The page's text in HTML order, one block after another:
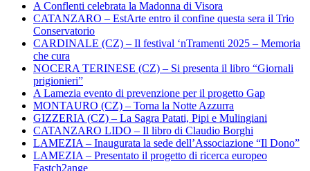
A Conflenti celebrata la Madonna di Visora
CATANZARO – EstArte entro il confine questa sera il Trio
Conservatorio
CARDINALE (CZ) – Il festival ‘nTramenti 2025 – Memoria
che cura
NOCERA TERINESE (CZ) – Si presenta il libro “Giornali
prigionieri”
A Lamezia evento di prevenzione per il progetto Gap
MONTAURO (CZ) – Torna la Notte Azzurra
GIZZERIA (CZ) – La Sagra Patati, Pipi e Mulingiani
CATANZARO LIDO – Il libro di Claudio Borghi
LAMEZIA – Inaugurata la sede dell’Associazione “Il Dono”
LAMEZIA – Presentato il progetto di ricerca europeo
Fastch2ange